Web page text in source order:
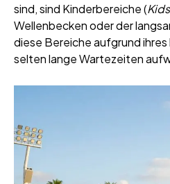
sind, sind Kinderbereiche (
Wellenbecken oder der
diese Bereiche aufgrund
selten lange Wartezeiten